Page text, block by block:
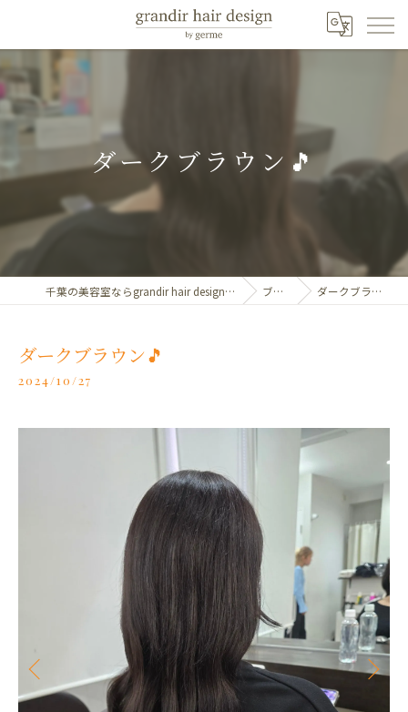
ダークブラウン🎵
千葉の美容室ならgrandir hair design by germe ブログ ダークブラウン🎵
ダークブラウン🎵
2024/10/27